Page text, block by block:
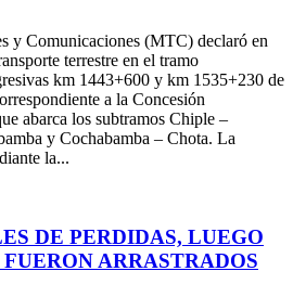
y Comunicaciones (MTC) declaró en
terrestre en el tramo
km 1443+600 y km 1535+230 de
a la Concesión
abarca los subtramos Chiple –
y Cochabamba – Chota. La
la...
DE PERDIDAS, LUEGO
ARRASTRADOS